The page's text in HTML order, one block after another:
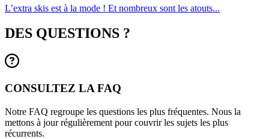
L’extra skis est à la mode ! Et nombreux sont les atouts...
DES QUESTIONS ?
CONSULTEZ LA FAQ
Notre FAQ regroupe les questions les plus fréquentes. Nous la
mettons à jour régulièrement pour couvrir les sujets les plus
récurrents.